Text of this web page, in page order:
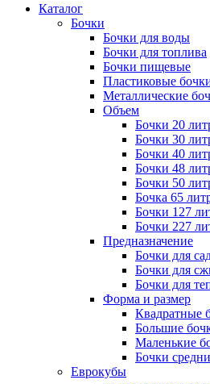
Каталог
Бочки
Бочки для воды
Бочки для топлива
Бочки пищевые
Пластиковые
Металлические
Объем
Бочки 20
Бочки 30
Бочки 40
Бочки 48
Бочки 50
Бочка 65
Бочки 127
Бочки 227
Предназначение
Бочки для
Бочки для
Бочки для
Форма и размер
Квадратные
Большие
Маленькие
Бочки
Еврокубы